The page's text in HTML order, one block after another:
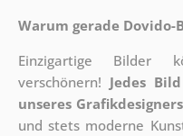
Warum gerade Dovido-
Einzigartige Bilder
verschönern! Jedes
unseres Grafikdesigners
und stets moderne